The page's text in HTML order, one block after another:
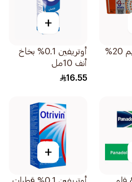
سكينورين كريم 20%
+
أوتريفين 0.1% بخاخ
أنف 10مل
16.55
+